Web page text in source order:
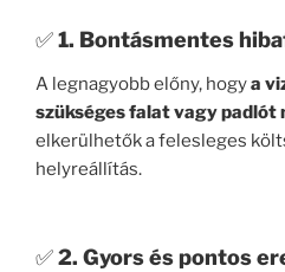
✅1. Bontásmentes
A legnagyobb előny, hogya
szükséges falat vagy padlót
elkerülhetők a felesleges
helyreállítás.
✅2. Gyors és pontos